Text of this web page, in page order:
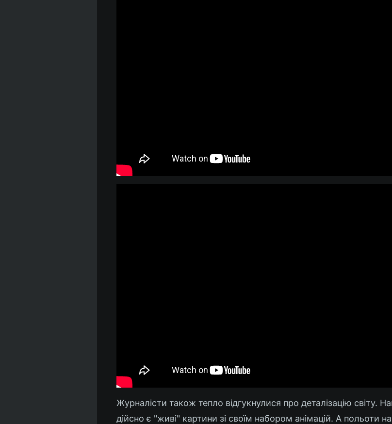
Журналісти також тепло відгукнулися про деталізацію світу.
дійсно є "живі" картини зі своїм набором анімацій. А польоти